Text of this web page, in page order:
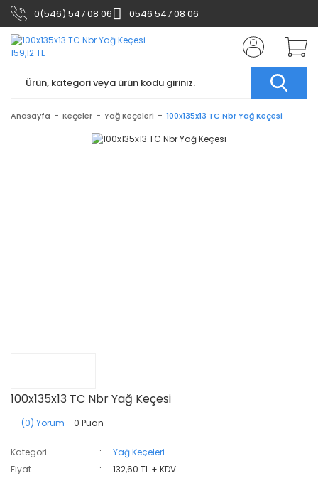
0(546) 547 08 06 0546 547 08 06
Anasayfa Keçeler Yağ Keçeleri 100x135x13 TC Nbr Yağ Keçesi
100x135x13 TC Nbr Yağ Keçesi
(0) Yorum - 0 Puan
Kategori
Yağ Keçeleri
Fiyat
132,60 TL + KDV